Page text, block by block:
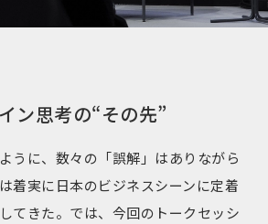
ン思考の“その先”
うに、数々の「誤解」はありながら
着実に日本のビジネスシーンに定着
てきた。では、今回のトークセッシ